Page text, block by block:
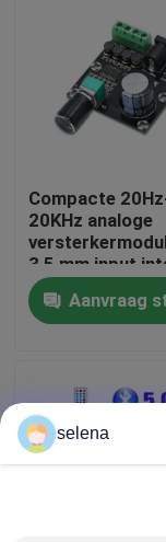
Over Ons
Fabriekstour
Neem contact
Nieuws
Gevallen
Blog
Compacte
20KHz analoge
3,5 mm input
en zilveren
Aanvraag
selena